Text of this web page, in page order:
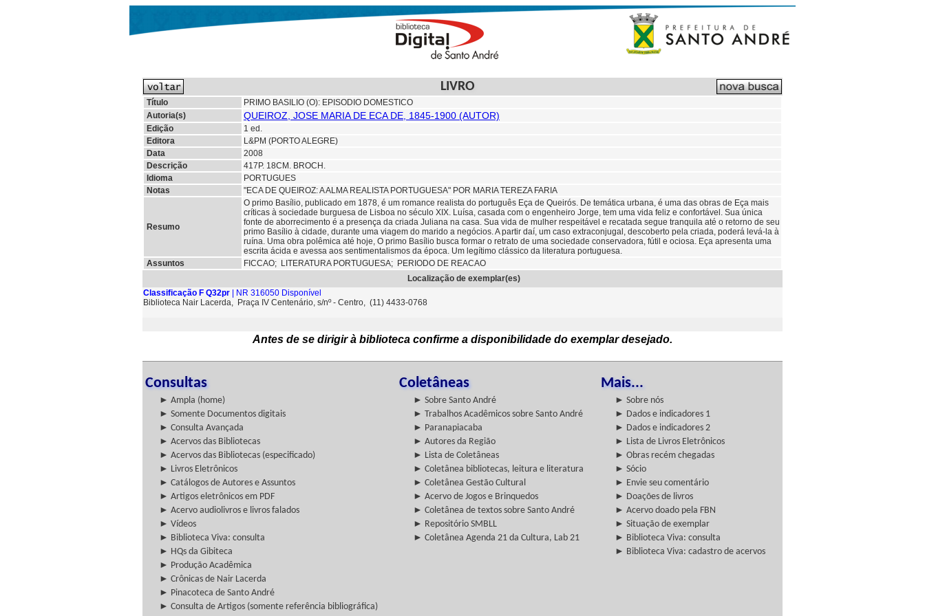
LIVRO
Título
PRIMO BASILIO (O): EPISODIO DOMESTICO
Autoria(s)
QUEIROZ, JOSE MARIA DE ECA DE, 1845-1900 (AUTOR)
Edição
1 ed.
Editora
L&PM (PORTO ALEGRE)
Data
2008
Descrição
417P. 18CM. BROCH.
Idioma
PORTUGUES
Notas
"ECA DE QUEIROZ: A ALMA REALISTA PORTUGUESA" POR MARIA TEREZA FARIA
Resumo
O primo Basílio, publicado em 1878, é um romance realista do português Eça de Queirós. De temática urbana, é uma das obras de Eça mais
críticas à sociedade burguesa de Lisboa no século XIX. Luísa, casada com o engenheiro Jorge, tem uma vida feliz e confortável. Sua única
fonte de aborrecimento é a presença da criada Juliana na casa. Sua vida de mulher respeitável e recatada segue tranquila até o retorno de seu
primo Basílio à cidade, durante uma viagem do marido a negócios. A partir daí, um caso extraconjugal, descoberto pela criada, poderá levá-la à
ruína. Uma obra polêmica até hoje, O primo Basílio busca formar o retrato de uma sociedade conservadora, fútil e ociosa. Eça apresenta uma
escrita ácida e avessa aos sentimentalismos da época. Um legítimo clássico da literatura portuguesa.
Assuntos
FICCAO; LITERATURA PORTUGUESA; PERIODO DE REACAO
Localização de exemplar(es)
Classificação F Q32pr | NR 316050 Disponível
Biblioteca Nair Lacerda, Praça IV Centenário, s/nº - Centro, (11) 4433-0768
Antes de se dirigir à biblioteca confirme a disponibilidade do exemplar desejado.
Consultas Coletâneas Mais...
► Ampla (home) ► Sobre Santo André
► Sobre nós
► Somente Documentos digitais
► Trabalhos Acadêmicos sobre Santo André
► Dados e indicadores 1
► Consulta Avançada
► Paranapiacaba
► Dados e indicadores 2
► Acervos das Bibliotecas
► Autores da Região
► Lista de Livros Eletrônicos
► Acervos das Bibliotecas (especificado)
► Lista de Coletâneas
► Obras recém chegadas
► Livros Eletrônicos
► Coletânea bibliotecas, leitura e literatura
► Sócio
► Catálogos de Autores e Assuntos
► Coletânea Gestão Cultural
► Envie seu comentário
► Artigos eletrônicos em PDF
► Acervo de Jogos e Brinquedos
► Doações de livros
► Acervo audiolivros e livros falados
► Coletânea de textos sobre Santo André
► Acervo doado pela FBN
► Vídeos
► Repositório SMBLL
► Situação de exemplar
► Biblioteca Viva: consulta
► Coletânea Agenda 21 da Cultura, Lab 21
► Biblioteca Viva: consulta
► HQs da Gibiteca
► Biblioteca Viva: cadastro de acervos
► Produção Acadêmica
► Crônicas de Nair Lacerda
► Pinacoteca de Santo André
► Consulta de Artigos (somente referência bibliográfica)